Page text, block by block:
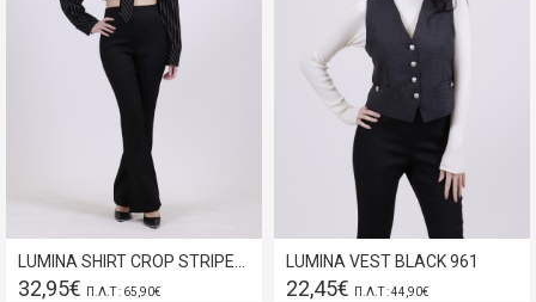
32,95€ Π.Λ.Τ : 65,90€
LUMINA VEST BLACK 961
22,45€ Π.Λ.Τ : 44,90€